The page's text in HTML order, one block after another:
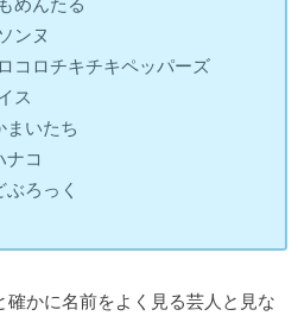
めんたる
ンヌ
コロチキチキペッパーズ
ス
いたち
ナコ
ろっく
かに名前をよく見る芸人と見な